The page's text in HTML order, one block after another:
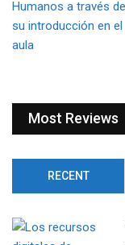
Most Reviews
RECENT